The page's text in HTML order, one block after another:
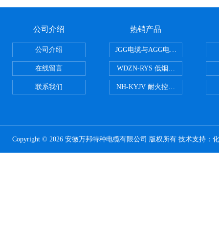
公司介绍
公司介绍
在线留言
联系我们
热销产品
JGG电缆与AGG电缆有什么区别
WDZN-RYS 低烟无卤耐火双绞线
NH-KYJV 耐火控制电缆
Copyright © 2026 安徽万邦特种电缆有限公司 版权所有 技术支持：